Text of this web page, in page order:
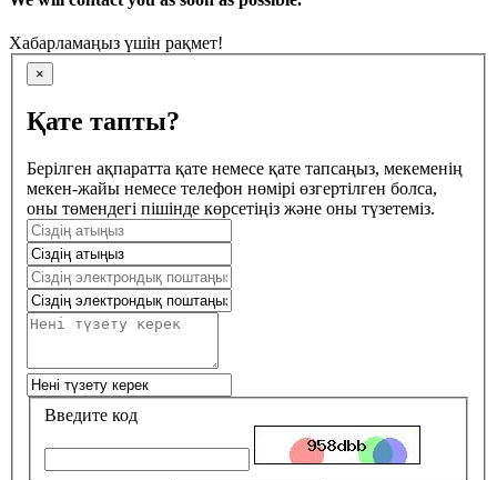
Хабарламаңыз үшін рақмет!
×
Қате тапты?
Берілген ақпаратта қате немесе қате тапсаңыз, мекеменің
мекен-жайы немесе телефон нөмірі өзгертілген болса,
оны төмендегі пішінде көрсетіңіз және оны түзетеміз.
Введите код